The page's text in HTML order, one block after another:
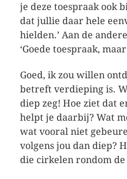
je deze toespraak ook
dat jullie daar hele
hielden.’ Aan de
‘Goede toespraak,
Goed, ik zou willen
betreft verdieping is.
diep zeg! Hoe ziet dat
helpt je daarbij? Wat
wat vooral niet
volgens jou dan diep?
die cirkelen rondom